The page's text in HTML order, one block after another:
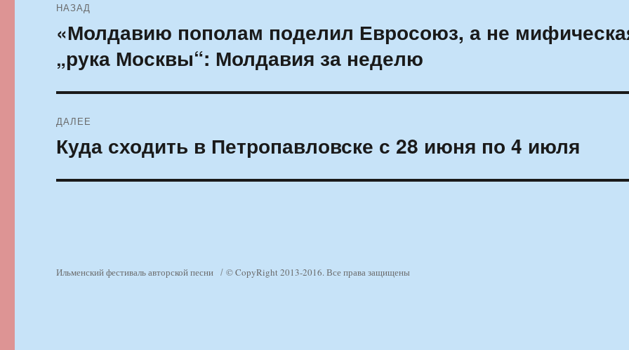
по
записям
НАЗАД
Предыдущая
«Молдавию пополам поделил Евросоюз, а не
„рука Москвы“: Молдавия за неделю
ДАЛЕЕ
Следующая
запись:
Куда сходить в Петропавловске с 28 июня по 4 июля
Ильменский фестиваль авторской песни © CopyRight 2013-2016. Все права защищены